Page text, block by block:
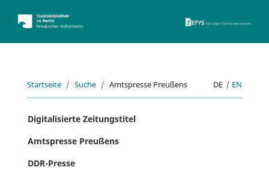
Startseite Suche Amtspresse Preußens DE | EN
Digitalisierte Zeitungstitel
Amtspresse Preußens
DDR-Presse